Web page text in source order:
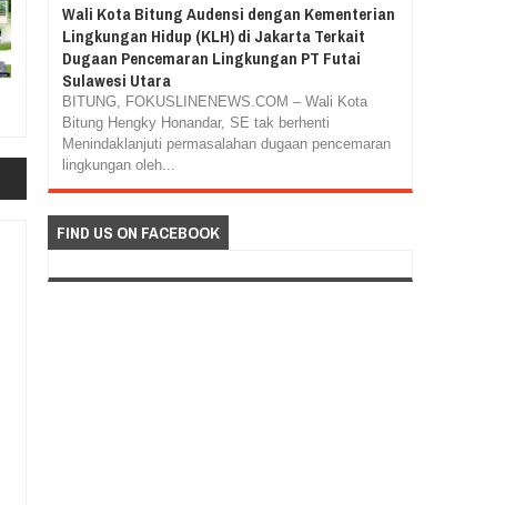
Wali Kota Bitung Audensi dengan Kementerian
Lingkungan Hidup (KLH) di Jakarta Terkait
Dugaan Pencemaran Lingkungan PT Futai
Sulawesi Utara
BITUNG, FOKUSLINENEWS.COM – Wali Kota
Bitung Hengky Honandar, SE tak berhenti
Menindaklanjuti permasalahan dugaan pencemaran
lingkungan oleh...
FIND US ON FACEBOOK